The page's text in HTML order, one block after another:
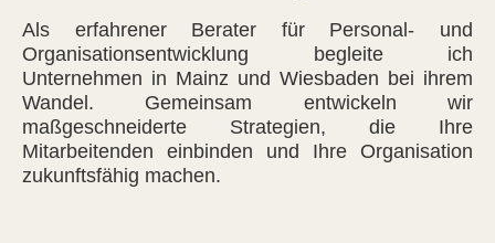
Als erfahrener Berater für Personal- und
Organisationsentwicklung begleite ich
Unternehmen in Mainz und Wiesbaden bei ihrem
Wandel. Gemeinsam entwickeln wir
maßgeschneiderte Strategien, die Ihre
Mitarbeitenden einbinden und Ihre Organisation
zukunftsfähig machen.